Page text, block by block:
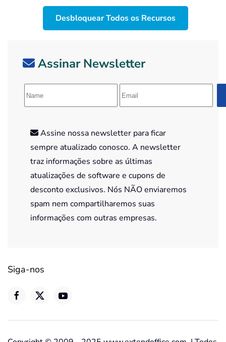
Desbloquear Todos os Recursos
Assinar Newsletter
Assine nossa newsletter para ficar
sempre atualizado conosco. A newsletter
traz informações sobre as últimas
atualizações de software e cupons de
desconto exclusivos. Nós NÃO enviaremos
spam nem compartilharemos suas
informações com outras empresas.
Siga-nos